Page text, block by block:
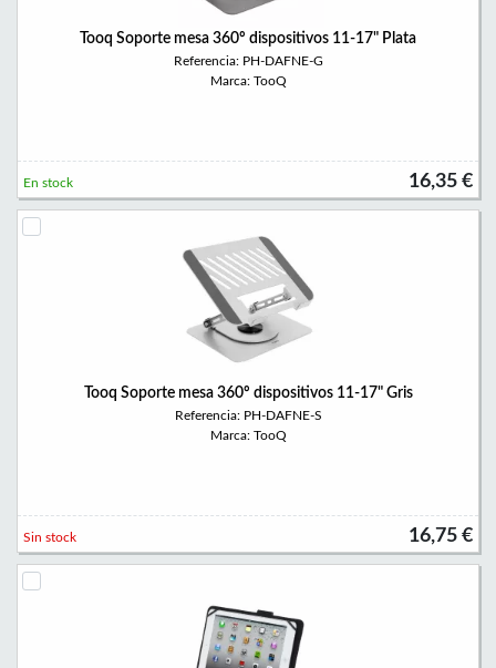
Tooq Soporte mesa 360º dispositivos 11-17" Plata
Referencia: PH-DAFNE-G
Marca: TooQ
16,35 €
En stock
Tooq Soporte mesa 360º dispositivos 11-17" Gris
Referencia: PH-DAFNE-S
Marca: TooQ
16,75 €
Sin stock